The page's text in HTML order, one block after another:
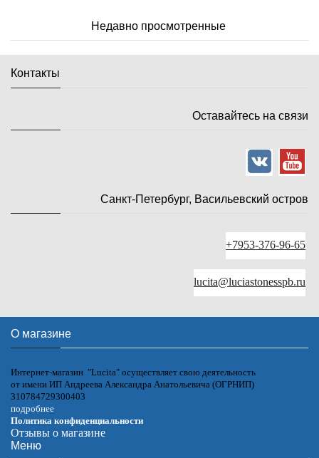
Недавно просмотренные
Контакты
Оставайтесь на связи
Санкт-Петербург, Васильевский остров
+7953-376-96-65
lucita@luciastonesspb.ru
О магазине
Интернет-магазин "Lucita" осуществляет свою деятельность
от имени ИП Андреева Александра Анатольевича (ОГРНИП)
310784729300403
подробнее
Политика конфиденциальности
Отзывы о магазине
Меню